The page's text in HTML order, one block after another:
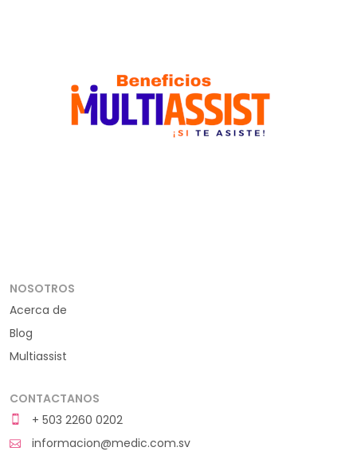
NOSOTROS
Acerca de
Blog
Multiassist
CONTACTANOS
+ 503 2260 0202
informacion@medic.com.sv